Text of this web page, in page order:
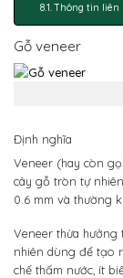
Thông tin liên
Gỗ veneer
Định nghĩa
Veneer (hay còn
cây gỗ tròn tự
0.6 mm và thường
Veneer thừa
nhiên dùng để tạo
chế thấm nước, ít